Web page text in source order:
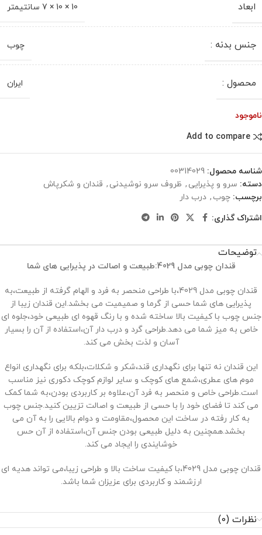
ابعاد 10 × 10 × 7 سانتیمتر
جنس بدنه : چوب
محصول : ایران
ناموجود
Add to compare
شناسه محصول: 00314029
دسته: سرو و پذیرایی , ظروف سرو نوشیدنی , قندان و شکرپاش
برچسب: چوب , درب دار
اشتراک گذاری:
توضیحات
قندان چوبی مدل 4029:طبیعت و اصالت در پذیرایی ‌های شما
قندان چوبی مدل 4029،با طراحی منحصر به فرد و الهام گرفته از طبیعت،به
پذیرایی ‌های شما حسی از گرما و صمیمیت می‌ بخشد.این قندان زیبا از
جنس چوب با کیفیت بالا ساخته شده و با رنگ قهوه ‌ای طبیعی خود،جلوه ‌ای
خاص به میز شما می ‌دهد.طراحی گرد و درب دار آن،استفاده از آن را بسیار
آسان و لذت ‌بخش می ‌کند.
این قندان نه تنها برای نگهداری قند،شکر و شکلات،بلکه برای نگهداری انواع
موم ‌های عطری،شمع ‌های کوچک و سایر لوازم کوچک دکوری نیز مناسب
است.طراحی خاص و منحصر به فرد آن،علاوه بر کاربردی بودن،به شما کمک
می ‌کند تا فضای خود را با حسی از طبیعت و اصالت تزیین کنید.جنس چوب
به کار رفته در ساخت این محصول،مقاومت و دوام بالایی را به آن می
‌بخشد.همچنین به دلیل طبیعی بودن جنس آن،استفاده از آن حس
خوشایندی را ایجاد می ‌کند.
قندان چوبی مدل 4029،با کیفیت ساخت بالا و طراحی زیبا،می‌ تواند هدیه ‌ای
ارزشمند و کاربردی برای عزیزان شما باشد.
نظرات (0)